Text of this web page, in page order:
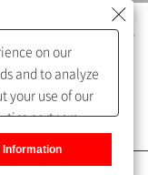
on our
and to analyze
your use of our
partners,
Information